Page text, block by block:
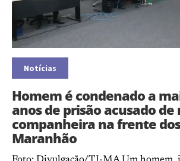
Notícias
Homem é condenado a
anos de prisão acusado
companheira na frente
Maranhão